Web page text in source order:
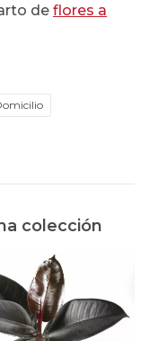
de flores a
colección